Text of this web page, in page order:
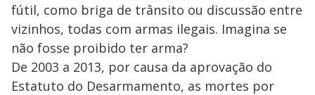
fútil, como briga de trânsito ou discussão entre
vizinhos, todas com armas ilegais. Imagina se
não fosse proibido ter arma?
De 2003 a 2013, por causa da aprovação do
Estatuto do Desarmamento, as mortes por